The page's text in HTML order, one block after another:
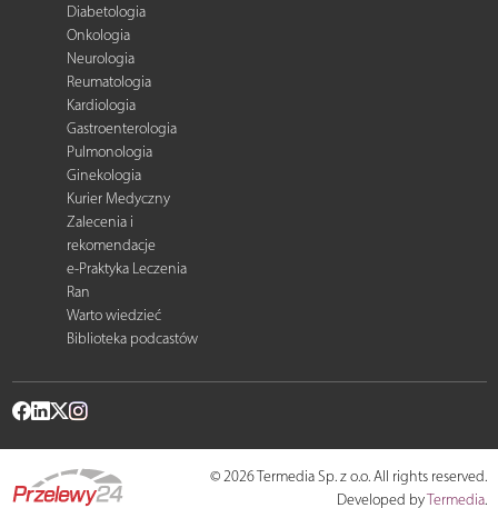
Diabetologia
Onkologia
Neurologia
Reumatologia
Kardiologia
Gastroenterologia
Pulmonologia
Ginekologia
Kurier Medyczny
Zalecenia i
rekomendacje
e-Praktyka Leczenia
Ran
Warto wiedzieć
Biblioteka podcastów
© 2026 Termedia Sp. z o.o. All rights reserved.
Developed byTermedia.